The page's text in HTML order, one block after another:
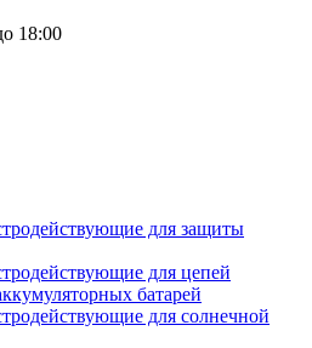
18:00
для защиты
для цепей
батарей
для солнечной